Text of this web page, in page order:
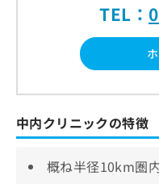
TEL：
中内クリニックの特徴
概ね半径10km圏